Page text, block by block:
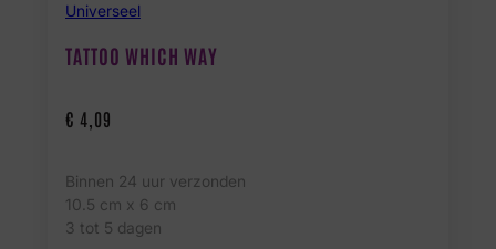
Universeel
TATTOO WHICH WAY
€ 4,09
Binnen 24 uur verzonden
10.5 cm x 6 cm
3 tot 5 dagen